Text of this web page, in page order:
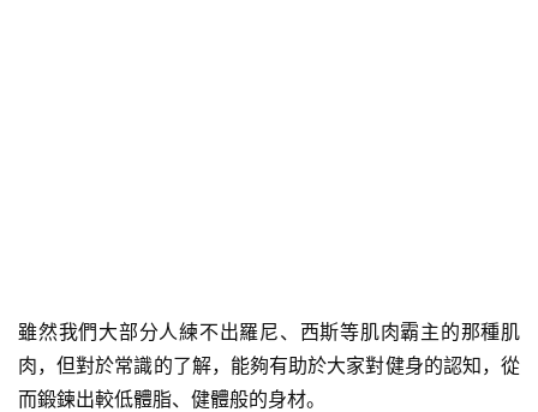
雖然我們大部分人練不出羅尼、西斯等肌肉霸主的那種肌
肉，但對於常識的了解，能夠有助於大家對健身的認知，從
而鍛鍊出較低體脂、健體般的身材。